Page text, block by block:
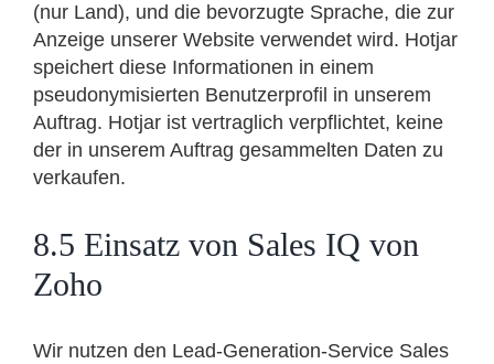
(nur Land), und die bevorzugte Sprache, die zur
Anzeige unserer Website verwendet wird. Hotjar
speichert diese Informationen in einem
pseudonymisierten Benutzerprofil in unserem
Auftrag. Hotjar ist vertraglich verpflichtet, keine
der in unserem Auftrag gesammelten Daten zu
verkaufen.
8.5 Einsatz von Sales IQ von
Zoho
Wir nutzen den Lead-Generation-Service Sales